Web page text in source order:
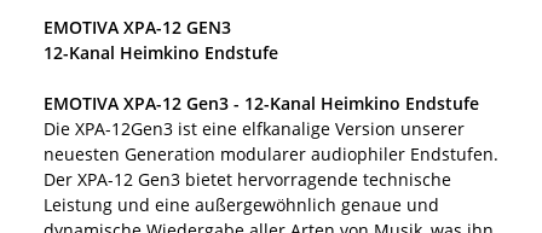
EMOTIVA XPA-12 GEN3
12-Kanal Heimkino Endstufe
EMOTIVA XPA-12 Gen3 - 12-Kanal Heimkino Endstufe
Die XPA-12Gen3 ist eine elfkanalige Version unserer
neuesten Generation modularer audiophiler Endstufen.
Der XPA-12 Gen3 bietet hervorragende technische
Leistung und eine außergewöhnlich genaue und